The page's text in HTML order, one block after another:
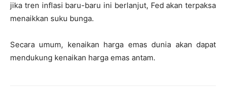
jika tren inflasi baru-baru ini berlanjut, Fed akan terpaksa
menaikkan suku bunga.
Secara umum, kenaikan harga emas dunia akan dapat
mendukung kenaikan harga emas antam.